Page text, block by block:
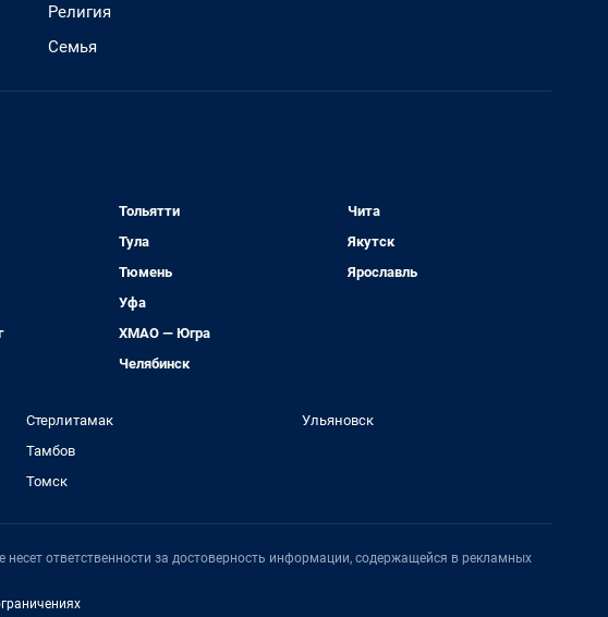
Религия
Семья
Тольятти
Тула
Тюмень
Уфа
ХМАО — Югра
Челябинск
Чита
Якутск
Ярославль
Стерлитамак
Тамбов
Томск
Ульяновск
несет ответственности за достоверность информации, содержащейся в рекламных